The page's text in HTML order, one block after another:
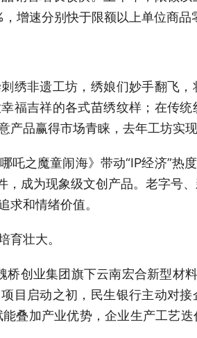
增速分别快于限额以上单位商品
非遗工坊，绣娘们妙手翻飞，
福吉祥的各式苗绣纹样；在传
品赢得市场青睐，去年工坊实现
之魔童闹海》带动“IP经济”热度
，成为现象级文创产品。老字号
求和情绪价值。
壮大。
创业集团旗下云南宏合新型材
目启动之初，民生银行主动对接
叠加产业优势，企业生产工艺